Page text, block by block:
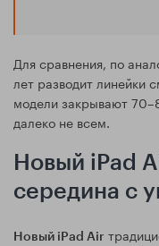
Для сравнения, по
лет разводит линейки
модели закрывают
далеко не всем.
Новый iPad
середина с
Новый iPad Air